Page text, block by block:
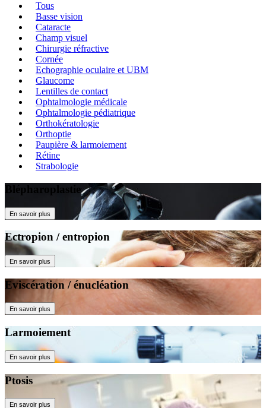
Tous
Basse vision
Cataracte
Champ visuel
Chirurgie réfractive
Cornée
Echographie oculaire et UBM
Glaucome
Lentilles de contact
Ophtalmologie médicale
Ophtalmologie pédiatrique
Orthokératologie
Orthoptie
Paupière & larmoiement
Rétine
Strabologie
Blépharoplastie
En savoir plus
Ectropion / entropion
En savoir plus
Eviscération / énucléation
En savoir plus
Larmoiement
En savoir plus
Ptosis
En savoir plus